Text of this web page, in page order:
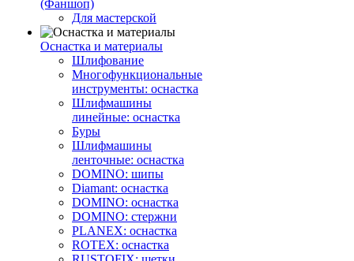
(Фаншоп)
Для мастерской
Оснастка и материалы
Шлифование
Многофункциональные
инструменты: оснастка
Шлифмашины
линейные: оснастка
Буры
Шлифмашины
ленточные: оснастка
DOMINO: шипы
Diamant: оснастка
DOMINO: оснастка
DOMINO: стержни
PLANEX: оснастка
ROTEX: оснастка